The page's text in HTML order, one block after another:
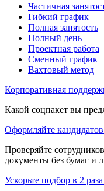
Частичная
Гибкий график
Полная занятость
Полный день
Проектная работа
Сменный график
Вахтовый метод
Корпоративная
Какой соцпакет вы
Оформляйте
Проверяйте
документы без бумаг и
Ускорьте подбор в 2